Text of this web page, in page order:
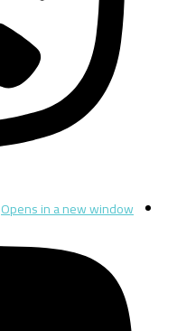
Opens in a new window